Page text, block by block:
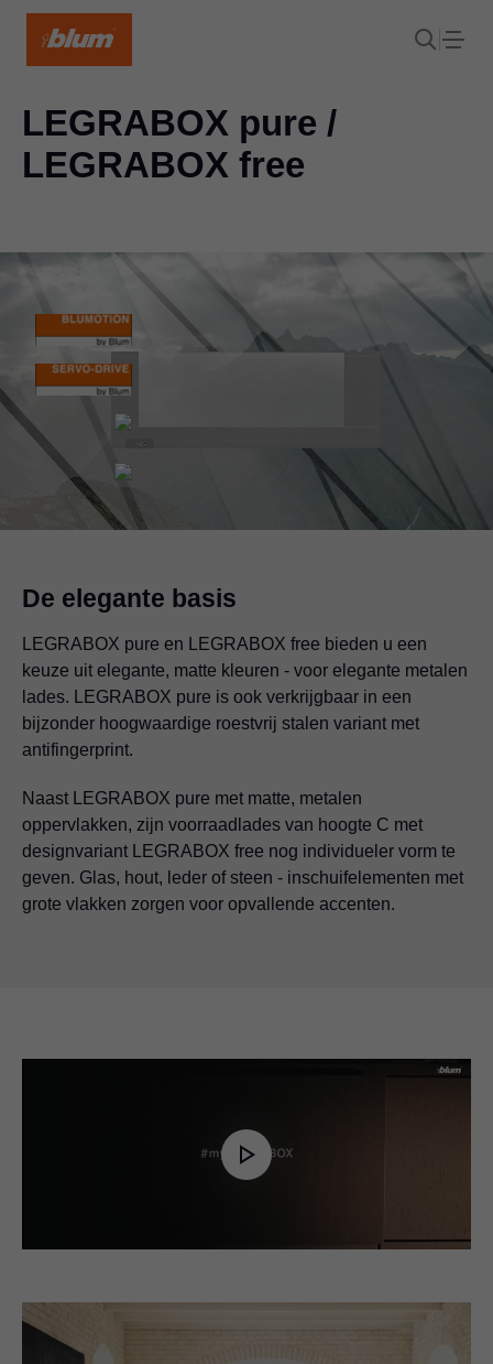
LEGRABOX pure /
LEGRABOX free
De elegante basis
LEGRABOX pure en LEGRABOX free bieden u een
keuze uit elegante, matte kleuren - voor elegante metalen
lades. LEGRABOX pure is ook verkrijgbaar in een
bijzonder hoogwaardige roestvrij stalen variant met
antifingerprint.
Naast LEGRABOX pure met matte, metalen
oppervlakken, zijn voorraadlades van hoogte C met
designvariant LEGRABOX free nog individueler vorm te
geven. Glas, hout, leder of steen - inschuifelementen met
grote vlakken zorgen voor opvallende accenten.
Play